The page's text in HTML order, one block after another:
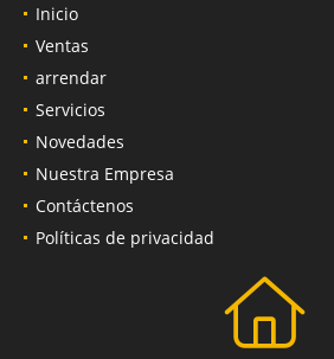
Inicio
Ventas
arrendar
Servicios
Novedades
Nuestra Empresa
Contáctenos
Políticas de privacidad